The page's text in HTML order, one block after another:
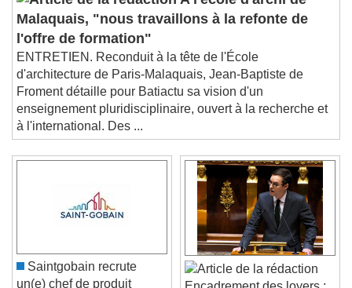
A l'école d'archi de
Malaquais, "nous travaillons à la refonte de
l'offre de formation"
ENTRETIEN. Reconduit à la tête de l'École
d'architecture de Paris-Malaquais, Jean-Baptiste de
Froment détaille pour Batiactu sa vision d'un
enseignement pluridisciplinaire, ouvert à la recherche et
à l'international. Des ...
Saintgobain recrute